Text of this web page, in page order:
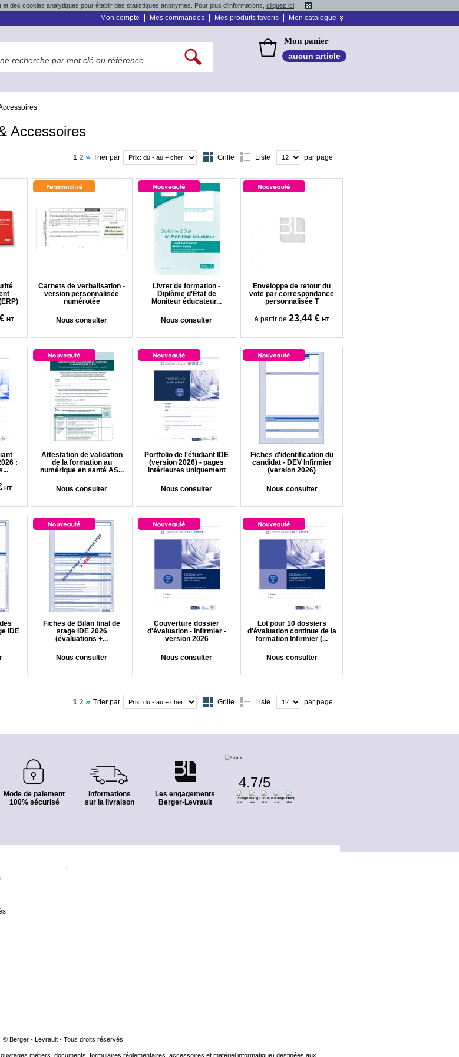
des cookies analytiques pour établir des statistiques anonymes. Pour plus d'informations, cliquez ici
Mon compte Mes commandes Mes produits favoris Mon catalogue
Mon panier
aucun article
Accessoires
par page
Grille Liste
Trier par
1 2
HT
Carnets de verbalisation -
version personnalisée
numérotée
Nous consulter
Livret de formation -
Diplôme d'État de
Moniteur éducateur...
Nous consulter
Enveloppe de retour du
vote par correspondance
personnalisée T
à partir de 23,44 € HT
:
HT
Attestation de validation
de la formation au
numérique en santé AS...
Nous consulter
Portfolio de l'étudiant IDE
(version 2026) - pages
intérieures uniquement
Nous consulter
Fiches d'identification du
candidat - DEV Infirmier
(version 2026)
Nous consulter
IDE
Fiches de Bilan final de
stage IDE 2026
(évaluations +...
Nous consulter
Couverture dossier
d'évaluation - infirmier -
version 2026
Nous consulter
Lot pour 10 dossiers
d'évaluation continue de la
formation Infirmier (...
Nous consulter
par page
Grille Liste
Trier par
1 2
Mode de paiement
100% sécurisé
Informations
sur la livraison
Les engagements
Berger-Levrault
4.7/5
© Berger - Levrault - Tous droits réservés
métiers, documents, formulaires réglementaires, accessoires et matériel informatique) destinées aux